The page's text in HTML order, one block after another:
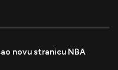
novu stranicu NBA